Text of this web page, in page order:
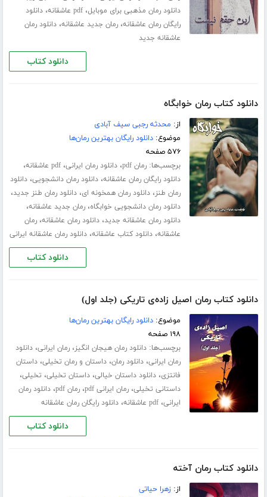
دانلود رمان مذهبی برای موبایل،pdf عاشقانه ،دانلود
رایگان رمان عاشقانه،رمان جدید عاشقانه،دانلود رمان
عاشقانه جدید
دانلود کتاب
دانلود کتاب رمان خوابگاه
از: محدثه رجبی سیف آبادی
موضوع:دانلود رایگان بهترین رمان‌ها
۵۷۶ صفحه
برچسب‌ها:رمان pdf ،دانلود رمان ایرانی،pdf عاشقانه ،
دانلود رایگان رمان عاشقانه،دانلود رمان دانشجویی،دانلود
رمان طنز،دانلود رمان همخونه ای،دانلود رمان طنز جدید،
دانلود رمان دانشجویی خوابگاه،رمان جدید عاشقانه،
دانلود رمان عاشقانه جدید،دانلود رمان عاشقانه،رمان
عاشقانه،دانلود کتاب عاشقانه،دانلود رمان عاشقانه ایرانی
دانلود کتاب
دانلود کتاب رمان اصیل زاده‌ی تاریکی (جلد اول)
موضوع:دانلود رایگان بهترین رمان‌ها
۱۹۸ صفحه
برچسب‌ها:دانلود رمان هیجان انگیز،رمان ایرانی،دانلود
رمان ایرانی،دانلود رمان،داستان و رمان تخیلی،داستان
فانتزی،دانلود داستان خیالی،داستان تخیلی، تخیلی،
داستانی تخیلی،رمان ایرانی pdf ،رمان pdf ،دانلود رمان
ایرانی،pdf عاشقانه ،دانلود رایگان رمان عاشقانه
دانلود کتاب
دانلود کتاب رمان آخته
از:زهرا حیاتی